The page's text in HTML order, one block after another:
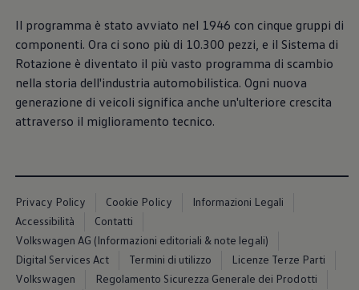
Il programma è stato avviato nel 1946 con cinque gruppi di
componenti. Ora ci sono più di 10.300 pezzi, e il Sistema di
Rotazione è diventato il più vasto programma di scambio
nella storia dell'industria automobilistica. Ogni nuova
generazione di veicoli significa anche un'ulteriore crescita
attraverso il miglioramento tecnico.
Privacy Policy Cookie Policy
Informazioni Legali
Accessibilità
Contatti
Volkswagen AG (Informazioni editoriali & note legali)
Digital Services Act
Termini di utilizzo
Licenze Terze Parti
Volkswagen
Regolamento Sicurezza Generale dei Prodotti